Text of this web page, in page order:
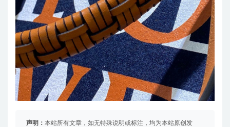
声明： 本站所有文章，如无特殊说明或标注，均为本站原创发